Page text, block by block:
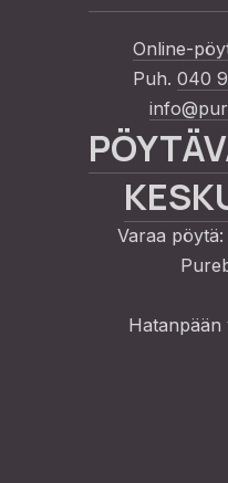
Online-
Puh. 040
Varaa
Hatanpään